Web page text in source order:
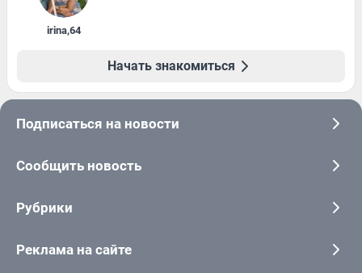
irina,64
Начать знакомиться
Подписаться на новости
Сообщить новость
Рубрики
Реклама на сайте